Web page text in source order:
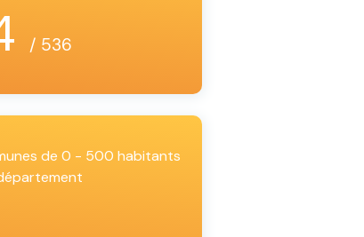
/ 536
de 0 - 500 habitants